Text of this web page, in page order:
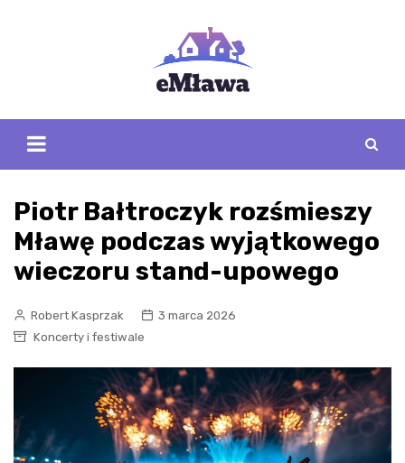
Piotr Bałtroczyk rozśmieszy
Mławę podczas wyjątkowego
wieczoru stand-upowego
Robert Kasprzak
3 marca 2026
Koncerty i festiwale